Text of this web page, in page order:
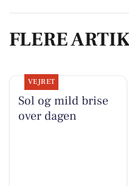
FLERE
VEJRET
Sol og mild brise
over dagen